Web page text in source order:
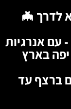
לדרך 🦇
עם אנרגיות
בארץ
ברצף עד